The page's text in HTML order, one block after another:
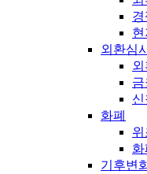
외환심
신
화폐
화
기후변